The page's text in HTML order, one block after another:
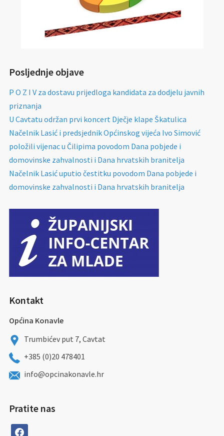
Posljednje objave
P O Z I V za dostavu prijedloga kandidata za dodjelu javnih
priznanja
U Cavtatu održan prvi koncert Dječje klape Škatulica
Načelnik Lasić i predsjednik Općinskog vijeća Ivo Simović
položili vijenac u Čilipima povodom Dana pobjede i
domovinske zahvalnosti i Dana hrvatskih branitelja
Načelnik Lasić uputio čestitku povodom Dana pobjede i
domovinske zahvalnosti i Dana hrvatskih branitelja
Kontakt
Općina Konavle
Trumbićev put 7, Cavtat
+385 (0)20 478401
info@opcinakonavle.hr
Pratite nas
facebook